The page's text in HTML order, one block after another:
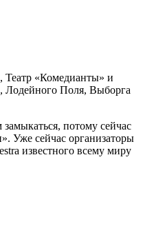
Театр «Комедианты» и
Лодейного Поля, Выборга
потому сейчас
Уже сейчас организаторы
известного всему миру